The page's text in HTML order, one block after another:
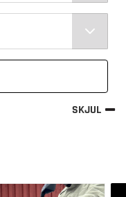
SKJUL